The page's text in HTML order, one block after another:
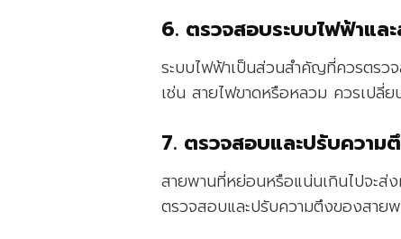
6. ตรวจสอบระบบไฟฟ้าแล
ระบบไฟฟ้าเป็นส่วนสำคัญที่ควรตรว
เช่น สายไฟขาดหรือหลวม ควรเปลี่
7. ตรวจสอบและปรับความ
สายพานที่หย่อนหรือแน่นเกินไปจะส่
ตรวจสอบและปรับความตึงของสาย